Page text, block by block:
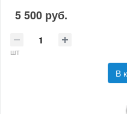
5 500 руб.
шт
В